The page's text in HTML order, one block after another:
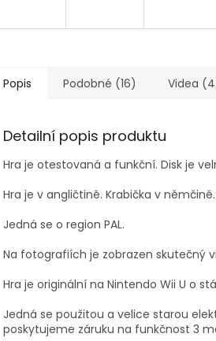
Popis Podobné (16) Videa
Detailní popis produktu
Hra je otestovaná a funkční. Disk je
Hra je v angličtině. Krabička v němčině.
Jedná se o region PAL.
Na fotografiích je zobrazen skutečný
Hra je originální na Nintendo Wii U o
Jedná se použitou a velice starou
poskytujeme záruku na funkčnost 3